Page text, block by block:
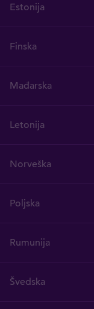
Estonija
Finska
Mađarska
Letonija
Norveška
Poljska
Rumunija
Švedska